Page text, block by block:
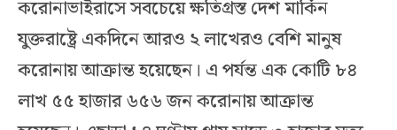
করোনাভাইরাসে সবচেয়ে ক্ষতিগ্রস্ত দেশ মার্কিন
যুক্তরাষ্ট্রে একদিনে আরও ২ লাখেরও বেশি মানুষ
করোনায় আক্রান্ত হয়েছেন। এ পর্যন্ত এক কোটি ৮৪
লাখ ৫৫ হাজার ৬৫৬ জন করোনায় আক্রান্ত